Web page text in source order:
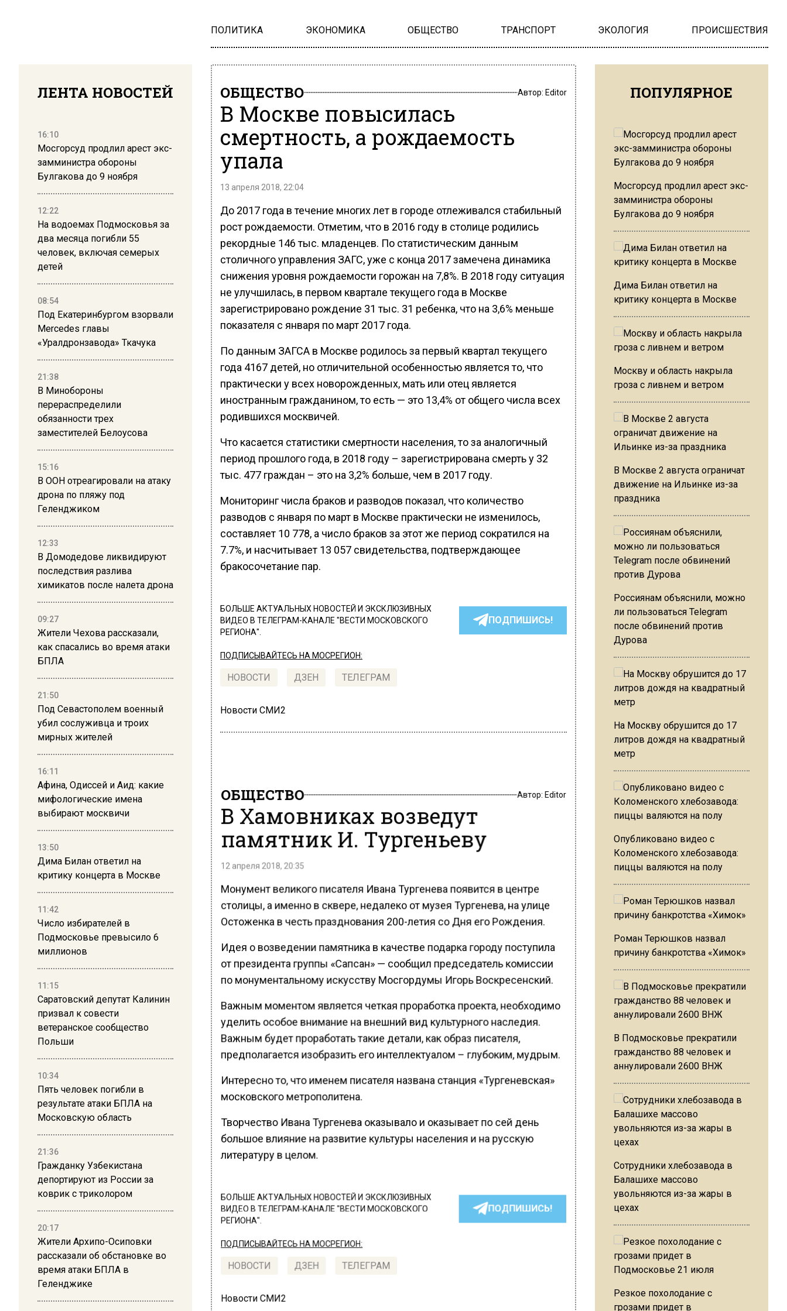
ПОЛИТИКА ЭКОНОМИКА ОБЩЕСТВО ТРАНСПОРТ ЭКОЛОГИЯ ПРОИСШЕСТВИЯ
ЛЕНТА НОВОСТЕЙ
16:10
Мосгорсуд продлил арест экс-
замминистра обороны
Булгакова до 9 ноября
12:22
На водоемах Подмосковья за
два месяца погибли 55
человек, включая семерых
детей
08:54
Под Екатеринбургом взорвали
Mercedes главы
«Уралдронзавода» Ткачука
21:38
В Минобороны
перераспределили
обязанности трех
заместителей Белоусова
15:16
В ООН отреагировали на атаку
дрона по пляжу под
Геленджиком
12:33
В Домодедове ликвидируют
последствия разлива
химикатов после налета дрона
09:27
Жители Чехова рассказали,
как спасались во время атаки
БПЛА
21:50
Под Севастополем военный
убил сослуживца и троих
мирных жителей
16:11
Афина, Одиссей и Аид: какие
мифологические имена
выбирают москвичи
13:50
Дима Билан ответил на
критику концерта в Москве
11:42
Число избирателей в
Подмосковье превысило 6
миллионов
11:15
Саратовский депутат Калинин
призвал к совести
ветеранское сообщество
Польши
10:34
Пять человек погибли в
результате атаки БПЛА на
Московскую область
21:36
Гражданку Узбекистана
депортируют из России за
коврик с триколором
20:17
Жители Архипо-Осиповки
рассказали об обстановке во
время атаки БПЛА в
Геленджике
ОБЩЕСТВО Автор: Editor
В Москве повысилась
смертность, а рождаемость
упала
13 апреля 2018, 22:04
До 2017 года в течение многих лет в городе отлеживался стабильный
рост рождаемости. Отметим, что в 2016 году в столице родились
рекордные 146 тыс. младенцев. По статистическим данным
столичного управления ЗАГС, уже с конца 2017 замечена динамика
снижения уровня рождаемости горожан на 7,8%. В 2018 году ситуация
не улучшилась, в первом квартале текущего года в Москве
зарегистрировано рождение 31 тыс. 31 ребенка, что на 3,6% меньше
показателя с января по март 2017 года.
По данным ЗАГСА в Москве родилось за первый квартал текущего
года 4167 детей, но отличительной особенностью является то, что
практически у всех новорожденных, мать или отец является
иностранным гражданином, то есть — это 13,4% от общего числа всех
родившихся москвичей.
Что касается статистики смертности населения, то за аналогичный
период прошлого года, в 2018 году – зарегистрирована смерть у 32
тыс. 477 граждан – это на 3,2% больше, чем в 2017 году.
Мониторинг числа браков и разводов показал, что количество
разводов с января по март в Москве практически не изменилось,
составляет 10 778, а число браков за этот же период сократился на
7.7%, и насчитывает 13 057 свидетельства, подтверждающее
бракосочетание пар.
БОЛЬШЕ АКТУАЛЬНЫХ НОВОСТЕЙ И ЭКСКЛЮЗИВНЫХ
ВИДЕО В ТЕЛЕГРАМ-КАНАЛЕ "ВЕСТИ МОСКОВСКОГО
РЕГИОНА".
ПОДПИШИСЬ!
ПОДПИСЫВАЙТЕСЬ НА МОСРЕГИОН:
НОВОСТИ ДЗЕН ТЕЛЕГРАМ
Новости СМИ2
ОБЩЕСТВО Автор:Editor
В Хамовниках возведут
памятник И. Тургеньеву
12 апреля 2018, 20:35
Монумент великого писателя Ивана Тургенева появится в центре
столицы, а именно в сквере, недалеко от музея Тургенева, на улице
Остоженка в честь празднования 200-летия со Дня его Рождения.
Идея о возведении памятника в качестве подарка городу поступила
от президента группы «Сапсан» — сообщил председатель комиссии
по монументальному искусству Мосгордумы Игорь Воскресенский.
Важным моментом является четкая проработка проекта, необходимо
уделить особое внимание на внешний вид культурного наследия.
Важным будет проработать такие детали, как образ писателя,
предполагается изобразить его интеллектуалом – глубоким, мудрым.
Интересно то, что именем писателя названа станция «Тургеневская»
московского метрополитена.
Творчество Ивана Тургенева оказывало и оказывает по сей день
большое влияние на развитие культуры населения и на русскую
литературу в целом.
БОЛЬШЕ АКТУАЛЬНЫХ НОВОСТЕЙ И ЭКСКЛЮЗИВНЫХ
ВИДЕО В ТЕЛЕГРАМ-КАНАЛЕ "ВЕСТИ МОСКОВСКОГО
РЕГИОНА".
ПОДПИШИСЬ!
ПОДПИСЫВАЙТЕСЬ НА МОСРЕГИОН:
НОВОСТИ ДЗЕН ТЕЛЕГРАМ
Новости СМИ2
ПОПУЛЯРНОЕ
Мосгорсуд продлил арест экс-
замминистра обороны
Булгакова до 9 ноября
Дима Билан ответил на
критику концерта в Москве
Москву и область накрыла
гроза с ливнем и ветром
В Москве 2 августа ограничат
движение на Ильинке из-за
праздника
Россиянам объяснили, можно
ли пользоваться Telegram
после обвинений против
Дурова
На Москву обрушится до 17
литров дождя на квадратный
метр
Опубликовано видео с
Коломенского хлебозавода:
пиццы валяются на полу
Роман Терюшков назвал
причину банкротства «Химок»
В Подмосковье прекратили
гражданство 88 человек и
аннулировали 2600 ВНЖ
Сотрудники хлебозавода в
Балашихе массово
увольняются из-за жары в
цехах
Резкое похолодание с
грозами придет в